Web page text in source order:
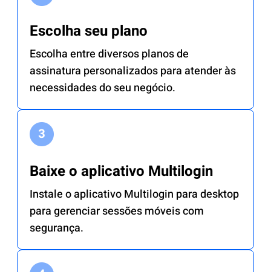
Escolha seu plano
Escolha entre diversos planos de
assinatura personalizados para atender às
necessidades do seu negócio.
Baixe o aplicativo Multilogin
Instale o aplicativo Multilogin para desktop
para gerenciar sessões móveis com
segurança.